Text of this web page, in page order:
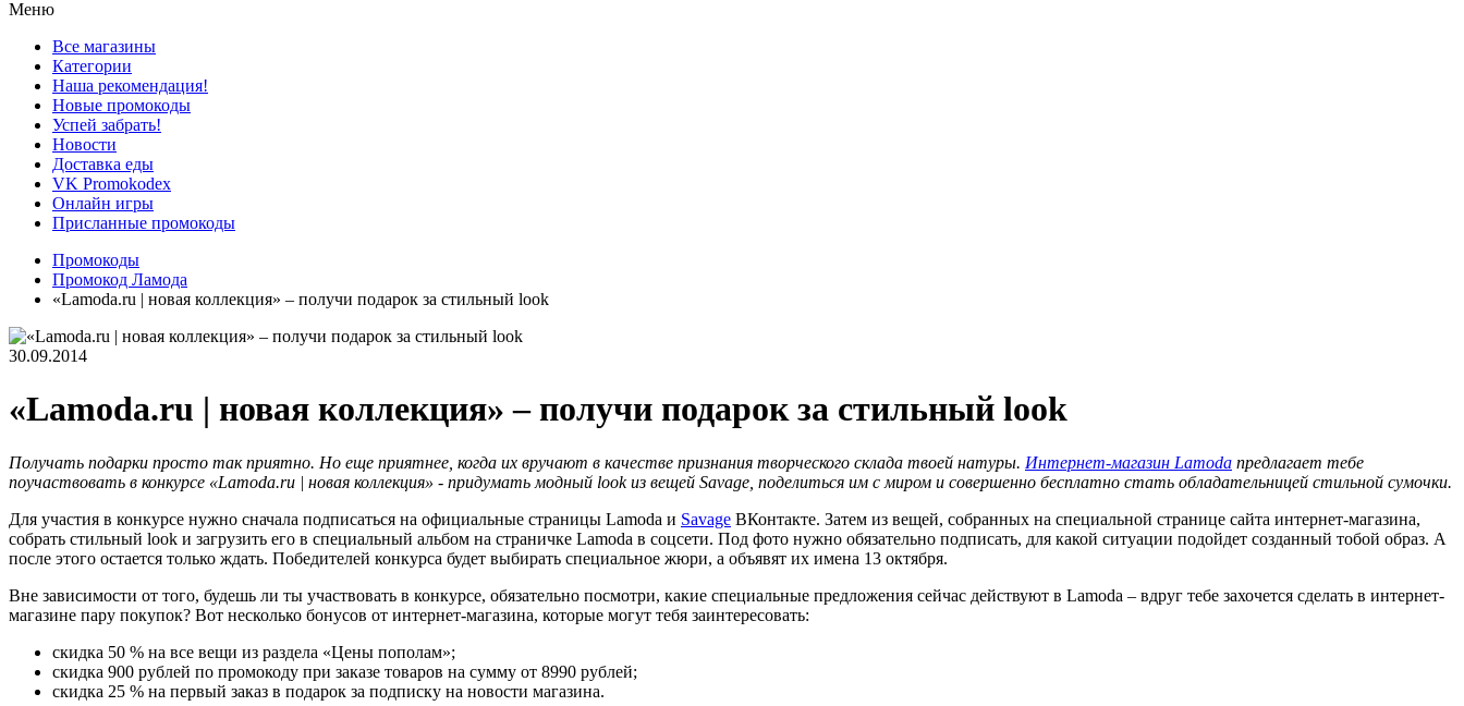
Меню
Все магазины
Категории
Наша рекомендация!
Новые промокоды
Успей забрать!
Новости
Доставка еды
VK Promokodex
Онлайн игры
Присланные промокоды
Промокоды
Промокод Ламода
«Lamoda.ru | новая коллекция» – получи подарок за стильный look
30.09.2014
«Lamoda.ru | новая коллекция» – получи подарок за стильный look
Получать подарки просто так приятно. Но еще приятнее, когда их вручают в качестве признания творческого склада твоей натуры. Интернет-магазин Lamoda предлагает тебе
поучаствовать в конкурсе «Lamoda.ru | новая коллекция» - придумать модный look из вещей Savage, поделиться им с миром и совершенно бесплатно стать обладательницей стильной сумочки.
Для участия в конкурсе нужно сначала подписаться на официальные страницы Lamoda и Savage ВКонтакте. Затем из вещей, собранных на специальной странице сайта интернет-магазина,
собрать стильный look и загрузить его в специальный альбом на страничке Lamoda в соцсети. Под фото нужно обязательно подписать, для какой ситуации подойдет созданный тобой образ. А
после этого остается только ждать. Победителей конкурса будет выбирать специальное жюри, а объявят их имена 13 октября.
Вне зависимости от того, будешь ли ты участвовать в конкурсе, обязательно посмотри, какие специальные предложения сейчас действуют в Lamoda – вдруг тебе захочется сделать в интернет-
магазине пару покупок? Вот несколько бонусов от интернет-магазина, которые могут тебя заинтересовать:
скидка 50 % на все вещи из раздела «Цены пополам»;
скидка 900 рублей по промокоду при заказе товаров на сумму от 8990 рублей;
скидка 25 % на первый заказ в подарок за подписку на новости магазина.